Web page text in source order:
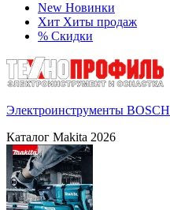
New Новинки
Хит Хиты продаж
% Скидки
Электроинструменты BOSCH
Каталог Makita 2026